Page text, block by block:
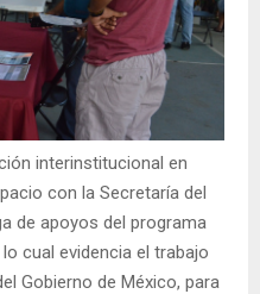
interinstitucional en
con la Secretaría del
de apoyos del programa
cual evidencia el trabajo
Gobierno de México, para